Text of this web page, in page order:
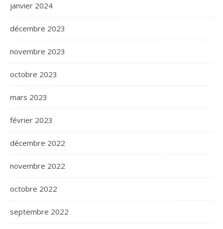
janvier 2024
décembre 2023
novembre 2023
octobre 2023
mars 2023
février 2023
décembre 2022
novembre 2022
octobre 2022
septembre 2022